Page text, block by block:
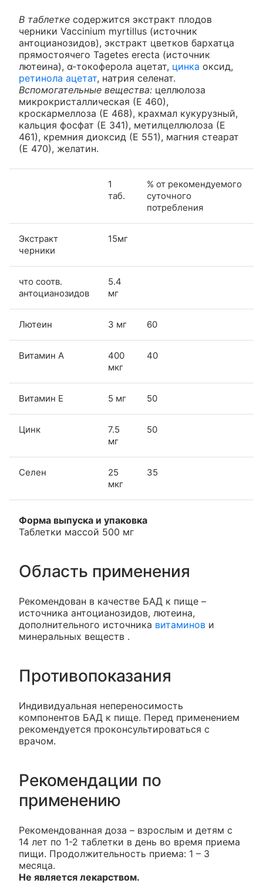
В таблетке содержится экстракт плодов
черники Vaccinium myrtillus (источник
антоцианозидов), экстракт цветков бархатца
прямостоячего Tagetes erecta (источник
лютеина), α-токоферола ацетат, цинка оксид,
ретинола ацетат, натрия селенат.
Вспомогательные вещества: целлюлоза
микрокристаллическая (Е 460),
кроскармеллоза (Е 468), крахмал кукурузный,
кальция фосфат (Е 341), метилцеллюлоза (Е
461), кремния диоксид (Е 551), магния стеарат
(Е 470), желатин.
1
таб.
% от рекомендуемого
суточного
потребления
Экстракт
черники
15мг
что соотв.
антоцианозидов
5.4
мг
Лютеин 3 мг 60
Витамин А
400
мкг
40
Витамин Е 5 мг 50
Цинк
7.5
мг
50
Селен
25
мкг
35
Форма выпуска и упаковка
Таблетки массой 500 мг
Область применения
Рекомендован в качестве БАД к пище –
источника антоцианозидов, лютеина,
дополнительного источника витаминов и
минеральных веществ .
Противопоказания
Индивидуальная непереносимость
компонентов БАД к пище. Перед применением
рекомендуется проконсультироваться с
врачом.
Рекомендации по
применению
Рекомендованная доза – взрослым и детям с
14 лет по 1-2 таблетки в день во время приема
пищи. Продолжительность приема: 1 – 3
месяца.
Не является лекарством.